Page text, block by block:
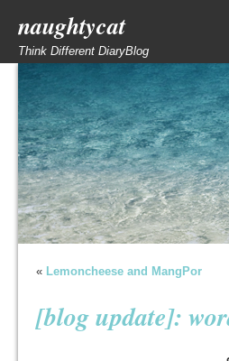
naughtycat
Think Different DiaryBlog
« Lemoncheese and MangPor
[blog update]: